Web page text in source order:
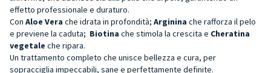
effetto professionale e duraturo.
Con Aloe Vera che idrata in profondità; Arginina che rafforza il pelo
e previene la caduta; Biotina che stimola la crescita e Cheratina
vegetale che ripara.
Un trattamento completo che unisce bellezza e cura, per
sopracciglia impeccabili, sane e perfettamente definite.